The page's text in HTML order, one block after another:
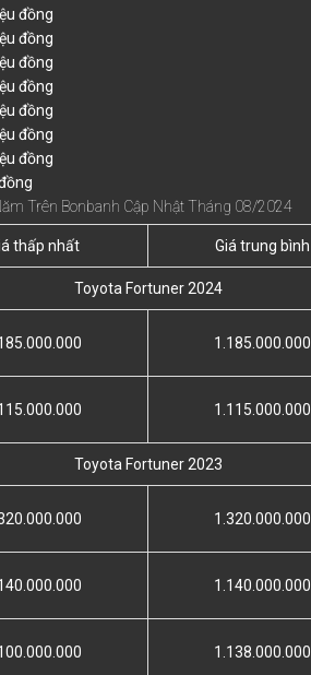
đồng
đồng
đồng
đồng
đồng
đồng
đồng
Trên Bonbanh Cập Nhật Tháng 08/2024
thấp nhất Giá trung bình
Toyota Fortuner 2024
1.185.000.000
1.115.000.000
Toyota Fortuner 2023
1.320.000.000
1.140.000.000
1.138.000.000